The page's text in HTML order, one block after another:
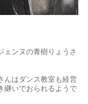
ェンヌの青樹りょうさ
んはダンス教室も経営
継いでおられるようで